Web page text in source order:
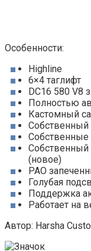
Особенности:
Highline
6×4 таглифт
DC16 580 V8
Полностью
Кастомный
Собственный
Собственные
Собственный
(новое)
PAO
Голубая
Поддержка
Работает на
Автор: Harsha